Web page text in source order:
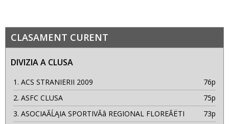
CLASAMENT CURENT
DIVIZIA A CLUSA
1. ACS STRANIERII 2009
76p
2. ASFC CLUSA
75p
3. ASOCIAĂĹĄIA SPORTIVĂâ REGIONAL FLOREĂËTI
73p